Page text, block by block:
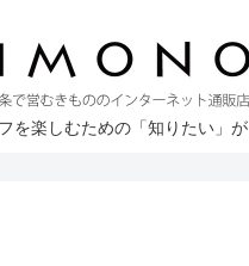
を楽しむための「知りたい」